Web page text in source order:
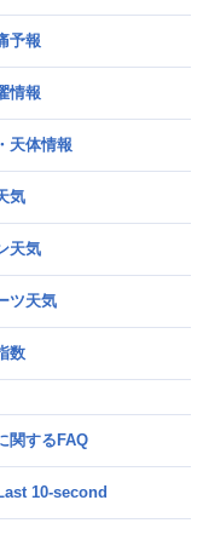
予報
情報
天体情報
気
天気
ツ天気
数
関するFAQ
10-second